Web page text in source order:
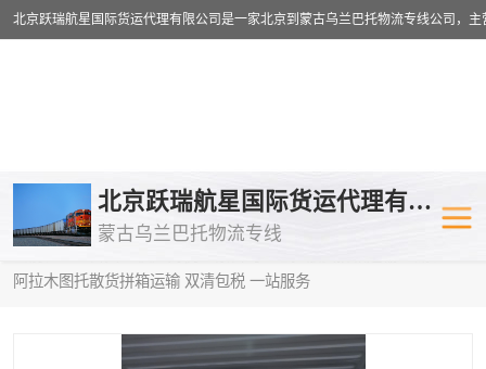
北京跃瑞航星国际货运代理有限公司
蒙古乌兰巴托物流专线
阿拉木图托散货拼箱运输 双清包税 一站服务
乌兰巴托物流专线 乌兰巴托铁
乌兰巴托公路运输
中欧班列
蒙古乌兰巴托双清包税